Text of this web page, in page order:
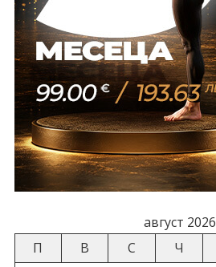
август 2026
П
В С Ч